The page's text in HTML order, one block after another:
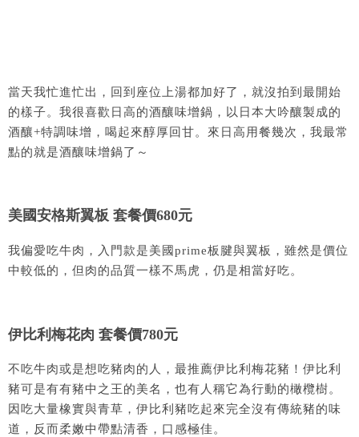
當天我忙進忙出，回到座位上湯都加好了，就沒拍到最開始
的樣子。我很喜歡日高的酒釀味增鍋，以日本大吟釀製成的
酒釀+特調味增，喝起來醇厚回甘。來日高用餐幾次，我最常
點的就是酒釀味增鍋了～
美國安格斯翼板 套餐價680元
我偏愛吃牛肉，入門款是美國prime板腱與翼板，雖然是價位
中較低的，但肉的品質一樣不馬虎，仍是相當好吃。
伊比利梅花肉 套餐價780元
不吃牛肉或是想吃豬肉的人，最推薦伊比利梅花豬！伊比利
豬可是有有豬中之王的美名，也有人稱它為行動的橄欖樹。
因吃大量橡實與青草，伊比利豬吃起來完全沒有傳統豬的味
道，反而柔嫩中帶點清香，口感極佳。